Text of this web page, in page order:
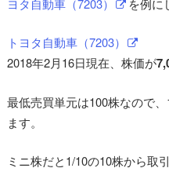
ヨタ自動車（7203） を例に
トヨタ自動車（7203）
2018年2月16日現在、株価が
最低売買単元は100株なので、
ます。
ミニ株だと1/10の10株から取